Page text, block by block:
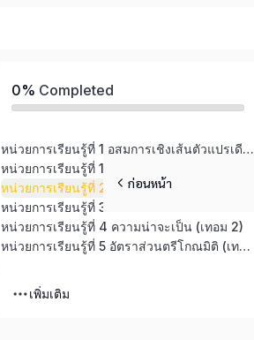
0% Completed
หน่วยการเรียนรู้ที่ 1 อสมการเชิงเส้นตัวแปรเดียว (เทอม 1)
หน่วยการเรียนรู้ที่ 2 วงกลม (เทอม 2)
หน่วยการเรียนรู้ที่ 4 ความน่าจะเป็น (เทอม 2)
หน่วยการเรียนรู้ที่ 5 อัตราส่วนตรีโกณมิติ (เทอม 2)
เพิ่มเติม
ก่อนหน้า